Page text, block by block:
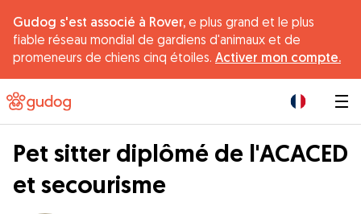
Gudog s'est associé à Rover, e plus grand et le plus
fiable réseau mondial de gardiens d'animaux et de
promeneurs de chiens cinq étoiles. Activer mon compte.
Pet sitter diplômé de l'ACACED
et secourisme